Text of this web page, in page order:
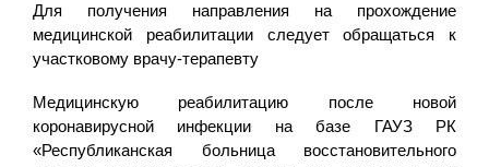
Для получения направления на прохождение
медицинской реабилитации следует обращаться к
участковому врачу-терапевту
Медицинскую реабилитацию после новой
коронавирусной инфекции на базе ГАУЗ РК
«Республиканская больница восстановительного